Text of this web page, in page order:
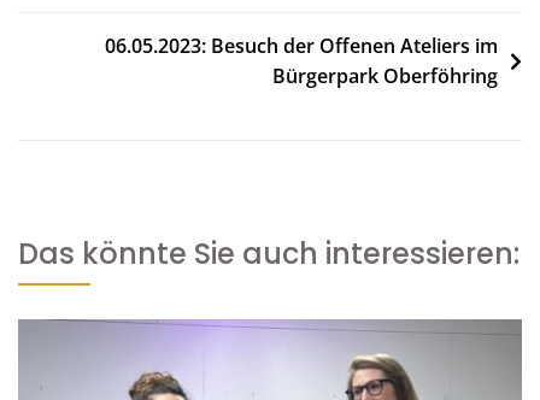
06.05.2023: Besuch der Offenen Ateliers im
Bürgerpark Oberföhring
Das könnte Sie auch interessieren: